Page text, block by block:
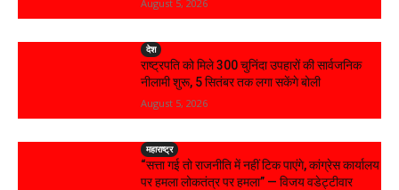
August 5, 2026
देश
राष्ट्रपति को मिले 300 चुनिंदा उपहारों की सार्वजनिक
नीलामी शुरू, 5 सितंबर तक लगा सकेंगे बोली
August 5, 2026
महाराष्ट्र
“सत्ता गई तो राजनीति में नहीं टिक पाएंगे, कांग्रेस कार्यालय
पर हमला लोकतंत्र पर हमला” — विजय वडेट्टीवार